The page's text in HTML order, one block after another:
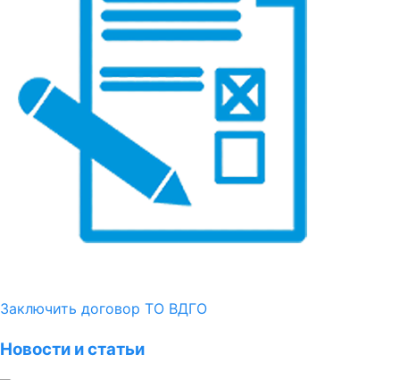
Заключить договор ТО ВДГО
Новости и статьи